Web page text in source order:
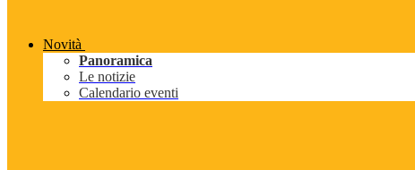
Novità
Panoramica
Le notizie
Calendario eventi